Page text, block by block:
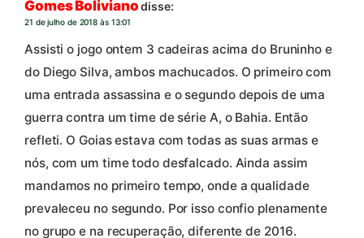
Gomes Boliviano disse:
21 de julho de 2018 às 13:01
Assisti o jogo ontem 3 cadeiras acima do Bruninho e
do Diego Silva, ambos machucados. O primeiro com
uma entrada assassina e o segundo depois de uma
guerra contra um time de série A, o Bahia. Então
refleti. O Goias estava com todas as suas armas e
nós, com um time todo desfalcado. Ainda assim
mandamos no primeiro tempo, onde a qualidade
prevaleceu no segundo. Por isso confio plenamente
no grupo e na recuperação, diferente de 2016.